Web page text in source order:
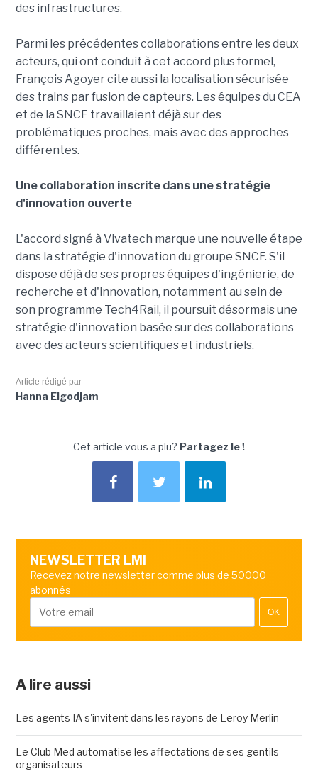
des infrastructures.
Parmi les précédentes collaborations entre les deux
acteurs, qui ont conduit à cet accord plus formel,
François Agoyer cite aussi la localisation sécurisée
des trains par fusion de capteurs. Les équipes du CEA
et de la SNCF travaillaient déjà sur des
problématiques proches, mais avec des approches
différentes.
Une collaboration inscrite dans une stratégie
d'innovation ouverte
L'accord signé à Vivatech marque une nouvelle étape
dans la stratégie d'innovation du groupe SNCF. S'il
dispose déjà de ses propres équipes d'ingénierie, de
recherche et d'innovation, notamment au sein de
son programme Tech4Rail, il poursuit désormais une
stratégie d'innovation basée sur des collaborations
avec des acteurs scientifiques et industriels.
Article rédigé par
Hanna Elgodjam
Cet article vous a plu? Partagez le !
NEWSLETTER LMI
Recevez notre newsletter comme plus de 50000
abonnés
OK
A lire aussi
Les agents IA s'invitent dans les rayons de Leroy Merlin
Le Club Med automatise les affectations de ses gentils
organisateurs